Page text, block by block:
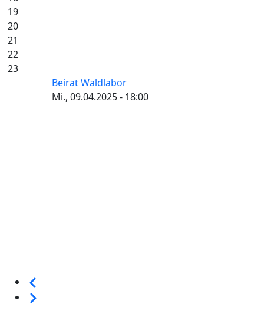
19
20
21
22
23
Beirat Waldlabor
Mi., 09.04.2025 - 18:00
Seitennummerierung
Weiter